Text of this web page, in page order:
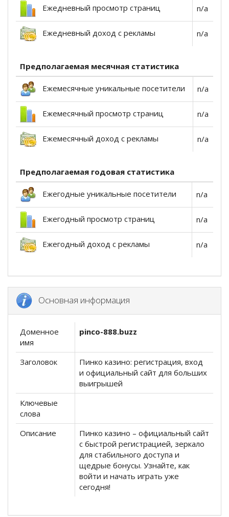
Ежедневный просмотр страниц n/a
Ежедневный доход с рекламы n/a
Предполагаемая месячная статистика
Ежемесячные уникальные посетители n/a
Ежемесячный просмотр страниц n/a
Ежемесячный доход с рекламы n/a
Предполагаемая годовая статистика
Ежегодные уникальные посетители n/a
Ежегодный просмотр страниц n/a
Ежегодный доход с рекламы n/a
Основная информация
Доменное
имя
pinco-888.buzz
Заголовок
Пинко казино: регистрация, вход
и официальный сайт для больших
выигрышей
Ключевые
слова
Описание
Пинко казино – официальный сайт
с быстрой регистрацией, зеркало
для стабильного доступа и
щедрые бонусы. Узнайте, как
войти и начать играть уже
сегодня!